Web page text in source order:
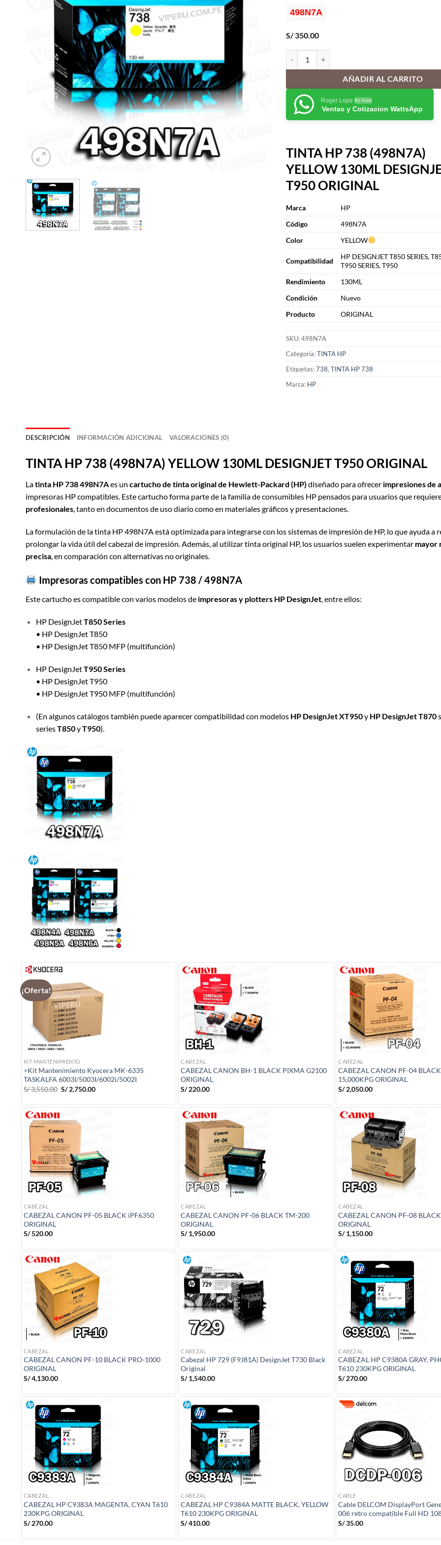
498N7A
S/350.00
AÑADIR AL CARRITO
Roger Lope En línea
Ventas y Cotizacion WattsApp
TINTA HP 738 (498N7A)
YELLOW 130ML
T950 ORIGINAL
Marca
HP
Código
498N7A
Color
YELLOW
Compatibilidad
HP DESIGNJET T850 SERIES,
T950 SERIES, T950
Rendimiento
130ML
Condición
Nuevo
Producto
ORIGINAL
SKU:498N7A
Categoría:TINTA HP
Etiquetas:738,TINTA HP 738
Marca: HP
DESCRIPCIÓN INFORMACIÓN ADICIONAL VALORACIONES (0)
TINTA HP 738 (498N7A) YELLOW 130ML DESIGNJET T950 ORIGINAL
Latinta HP 738 498N7Aes un cartucho de tinta original de Hewlett-Packard (HP) diseñado para ofrecer impresiones de
impresoras HP compatibles. Este cartucho forma parte de la familia de consumibles HP pensados para usuarios que
profesionales , tanto en documentos de uso diario como en materiales gráficos y presentaciones.
La formulación de la tinta HP 498N7A está optimizada para integrarse con los sistemas de impresión de HP, lo que ayuda
prolongar la vida útil del cabezal de impresión. Además, al utilizar tinta original HP, los usuarios suelen experimentar mayor
precisa , en comparación con alternativas no originales.
Impresoras compatibles con HP 738 / 498N7A
Este cartucho es compatible con varios modelos de impresoras y plotters HP DesignJet, entre ellos:
HP DesignJetT850 Series
• HP DesignJet T850
• HP DesignJet T850 MFP (multifunción)
HP DesignJetT950 Series
• HP DesignJet T950
• HP DesignJet T950 MFP (multifunción)
(En algunos catálogos también puede aparecer compatibilidad con modelos HP DesignJet XT950y HP DesignJet T870
seriesT850yT950).
¡Oferta!
KIT MANTENIMIENTO
>Kit Mantenimiento Kyocera MK-6335
TASKALFA 6003I/5003I/6002i/5002I
S/3,550.00 El
precio
era:
S/2,750.00El
es:
CABEZAL
CABEZAL CANON BH-1 BLACK PIXMA G2100
ORIGINAL
S/220.00
CABEZAL
CABEZAL CANON PF-04
15,000KPG ORIGINAL
S/2,050.00
CABEZAL
CABEZAL CANON PF-05 BLACK iPF6350
ORIGINAL
S/520.00
CABEZAL
CABEZAL CANON PF-06 BLACK TM-200
ORIGINAL
S/1,950.00
CABEZAL
CABEZAL CANON PF-08
ORIGINAL
S/1,150.00
CABEZAL
CABEZAL CANON PF-10 BLACK PRO-1000
ORIGINAL
S/4,130.00
CABEZAL
Cabezal HP 729 (F9J81A) DesignJet T730 Black
Original
S/1,540.00
CABEZAL
CABEZAL HP C9380A GRAY,
T610 230KPG ORIGINAL
S/270.00
CABEZAL
CABEZAL HP C9383A MAGENTA, CYAN T610
230KPG ORIGINAL
S/270.00
CABEZAL
CABEZAL HP C9384A MATTE BLACK, YELLOW
T610 230KPG ORIGINAL
S/410.00
CABLE
Cable DELCOM DisplayPort
006 retro compatible Full HD
S/35.00